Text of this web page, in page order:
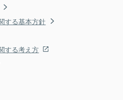
する基本方針
する考え方